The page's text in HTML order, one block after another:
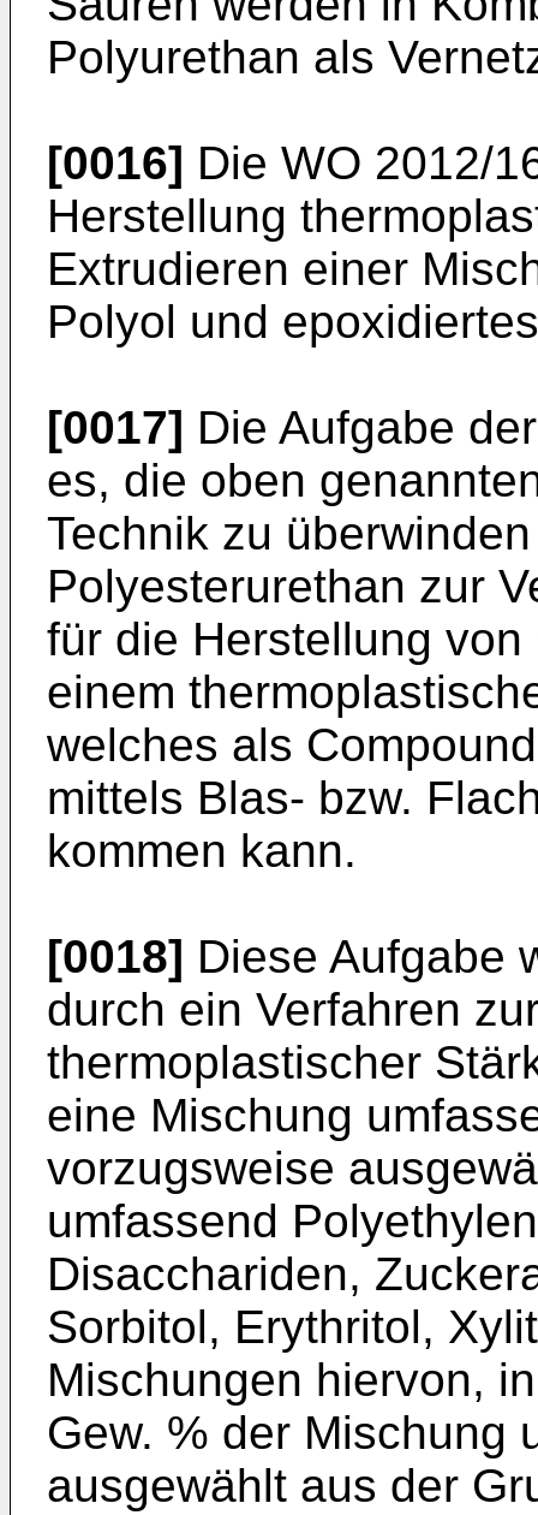
Polyurethan als
[0016] Die WO 2012/
Herstellung
Extrudieren einer
Polyol und
[0017] Die Aufgabe
es, die oben
Technik zu
Polyesterurethan zur
für die Herstellung
einem
welches als
mittels Blas- bzw.
kommen kann.
[0018] Diese Aufgabe
durch ein Verfahren
thermoplastischer
eine Mischung
vorzugsweise
umfassend
Disacchariden,
Sorbitol, Erythritol,
Mischungen hiervon,
Gew. % der Mischung
ausgewählt aus der